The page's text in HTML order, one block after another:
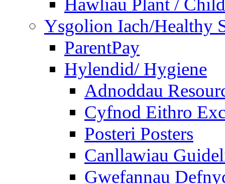
Hawliau Plant /
Ysgolion Iach/Healthy
ParentPay
Hylendid/ Hygiene
Adnoddau
Cyfnod Eithro
Posteri Posters
Canllawiau
Gwefannau